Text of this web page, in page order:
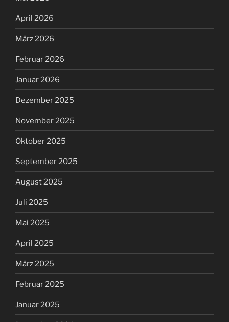
April 2026
März 2026
Februar 2026
Januar 2026
Dezember 2025
November 2025
Oktober 2025
September 2025
August 2025
Juli 2025
Mai 2025
April 2025
März 2025
Februar 2025
Januar 2025